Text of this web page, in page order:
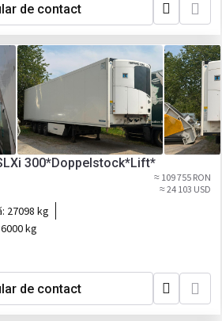
de contact
300*Doppelstock*Lift*
≈ 109 755 RON
≈ 24 103 USD
27098 kg
kg
de contact